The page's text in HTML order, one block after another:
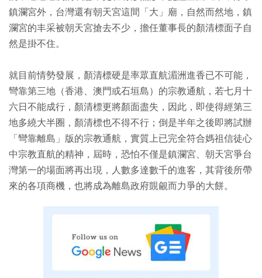
鎮瀾宮外，台灣還有朝天宮這間「大」廟，自然而然地，鎮
瀾宮的丰采被朝天宮搶去不少，擔任董事長的顏清標面子自
然是掛不住。
就目前情勢發展，顏清標硬是率眾直航湄洲進香已不可能，
彎靠第三地（香港、澳門或石垣島）的宗教通航，若七月十
六日不能成行，顏清標更將顏面盡失，因此，即使得經第三
地多繞大半圈，顏清標也不得不行；倒是半年之後即將試辦
「彎靠離島」版的宗教通航，實質上已完全符合媽祖信徒心
中宗教直航的精神，屆時，恐怕不僅是鎮瀾宮、朝天宮爭台
灣第一的場面將再出現，人數多達數千的進客，其背後所帶
來的各項商機，也將成為離島政府覬覦而力爭的大餅。